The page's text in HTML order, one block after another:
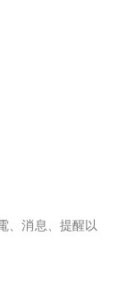
、消息、提醒以